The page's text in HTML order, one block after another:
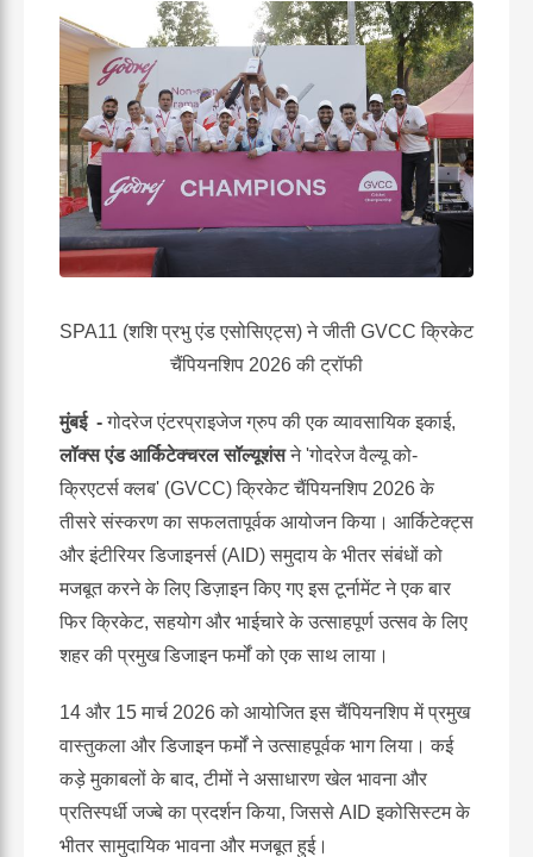
SPA11 (शशि प्रभु एंड एसोसिएट्स) ने जीती GVCC क्रिकेट
चैंपियनशिप 2026 की ट्रॉफी
मुंबई -गोदरेज एंटरप्राइजेज ग्रुप की एक व्यावसायिक इकाई,
लॉक्स एंड आर्किटेक्चरल सॉल्यूशंसने 'गोदरेज वैल्यू को-
क्रिएटर्स क्लब' (GVCC) क्रिकेट चैंपियनशिप 2026 के
तीसरे संस्करण का सफलतापूर्वक आयोजन किया। आर्किटेक्ट्स
और इंटीरियर डिजाइनर्स (AID) समुदाय के भीतर संबंधों को
मजबूत करने के लिए डिज़ाइन किए गए इस टूर्नामेंट ने एक बार
फिर क्रिकेट, सहयोग और भाईचारे के उत्साहपूर्ण उत्सव के लिए
शहर की प्रमुख डिजाइन फर्मों को एक साथ लाया।
14 और 15 मार्च 2026 को आयोजित इस चैंपियनशिप में प्रमुख
वास्तुकला और डिजाइन फर्मों ने उत्साहपूर्वक भाग लिया। कई
कड़े मुकाबलों के बाद, टीमों ने असाधारण खेल भावना और
प्रतिस्पर्धी जज्बे का प्रदर्शन किया, जिससे AID इकोसिस्टम के
भीतर सामुदायिक भावना और मजबूत हुई।